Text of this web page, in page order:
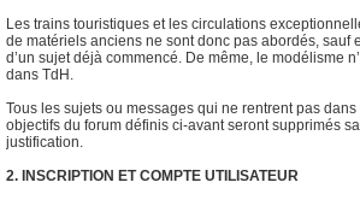
Les trains touristiques et les circulations
de matériels anciens ne sont donc pas abordés, sauf
d’un sujet déjà commencé. De même, le modélisme
dans TdH.
Tous les sujets ou messages qui ne rentrent pas
objectifs du forum définis ci-avant seront supprimés
justification.
2. INSCRIPTION ET COMPTE UTILISATEUR